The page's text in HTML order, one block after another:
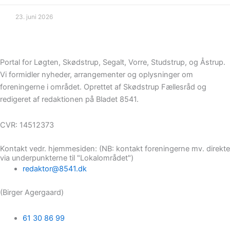
23. juni 2026
Portal for Løgten, Skødstrup, Segalt, Vorre, Studstrup, og Åstrup.
Vi formidler nyheder, arrangementer og oplysninger om
foreningerne i området. Oprettet af Skødstrup Fællesråd og
redigeret af redaktionen på Bladet 8541.
CVR: 14512373
Kontakt vedr. hjemmesiden: (NB: kontakt foreningerne mv. direkte
via underpunkterne til "Lokalområdet")
redaktor@8541.dk
(Birger Agergaard)
61 30 86 99